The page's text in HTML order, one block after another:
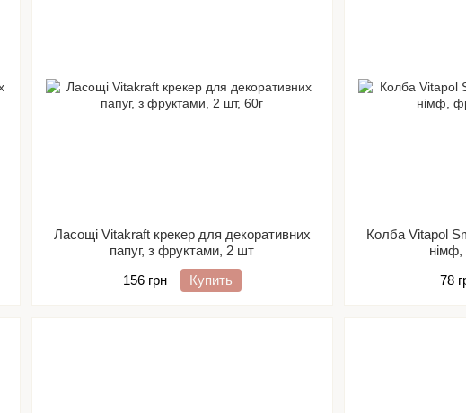
Ласощі Vitakraft крекер для декоративних
папуг, з фруктами, 2 шт
156 грн
Купить
Колба Vitapol
німф,
78